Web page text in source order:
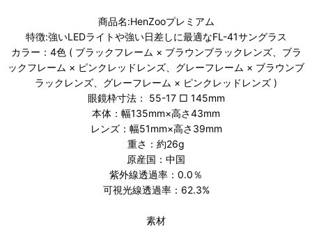
商品名:HenZooプレミアム
特徴:強いLEDライトや強い日差しに最適なFL-41サングラス
カラー：4色 ( ブラックフレーム × ブラウンブラックレンズ、ブラ
ックフレーム × ピンクレッドレンズ、グレーフレーム × ブラウンブ
ラックレンズ、グレーフレーム × ピンクレッドレンズ )
眼鏡枠寸法： 55-17 □ 145mm
本体：幅135mm×高さ43mm
レンズ：幅51mm×高さ39mm
重さ：約26g
原産国：中国
紫外線透過率：0.0％
可視光線透過率：62.3%
素材